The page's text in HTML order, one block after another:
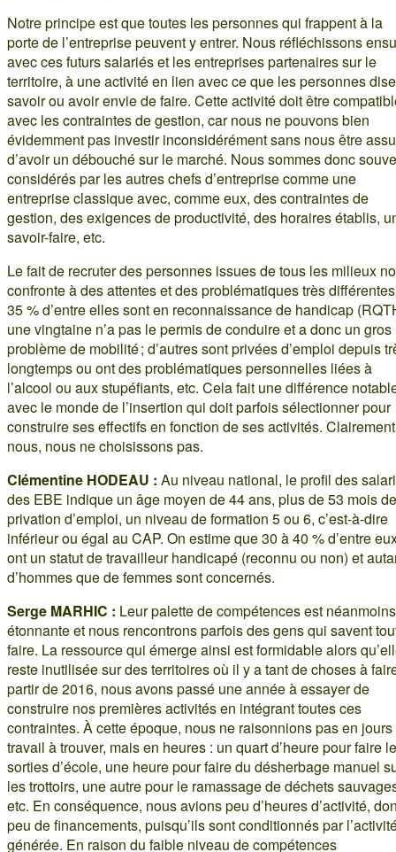
Notre principe est que toutes les personnes qui frappent à la
porte de l’entreprise peuvent y entrer. Nous réfléchissons
avec ces futurs salariés et les entreprises partenaires sur le
territoire, à une activité en lien avec ce que les personnes
savoir ou avoir envie de faire. Cette activité doit être
avec les contraintes de gestion, car nous ne pouvons bien
évidemment pas investir inconsidérément sans nous être
d’avoir un débouché sur le marché. Nous sommes donc
considérés par les autres chefs d’entreprise comme une
entreprise classique avec, comme eux, des contraintes de
gestion, des exigences de productivité, des horaires établis,
savoir-faire, etc.
Le fait de recruter des personnes issues de tous les milieux
confronte à des attentes et des problématiques très
35 % d’entre elles sont en reconnaissance de handicap
une vingtaine n’a pas le permis de conduire et a donc un gros
problème de mobilité ; d’autres sont privées d’emploi depuis
longtemps ou ont des problématiques personnelles liées à
l’alcool ou aux stupéfiants, etc. Cela fait une différence
avec le monde de l’insertion qui doit parfois sélectionner pour
construire ses effectifs en fonction de ses activités.
nous, nous ne choisissons pas.
Clémentine HODEAU : Au niveau national, le profil des
des EBE indique un âge moyen de 44 ans, plus de 53 mois de
privation d’emploi, un niveau de formation 5 ou 6, c’est-à-dire
inférieur ou égal au CAP. On estime que 30 à 40 % d’entre
ont un statut de travailleur handicapé (reconnu ou non) et
d’hommes que de femmes sont concernés.
Serge MARHIC : Leur palette de compétences est néanmoins
étonnante et nous rencontrons parfois des gens qui savent
faire. La ressource qui émerge ainsi est formidable alors
reste inutilisée sur des territoires où il y a tant de choses à
partir de 2016, nous avons passé une année à essayer de
construire nos premières activités en intégrant toutes ces
contraintes. À cette époque, nous ne raisonnions pas en
travail à trouver, mais en heures : un quart d’heure pour faire
sorties d’école, une heure pour faire du désherbage manuel
les trottoirs, une autre pour le ramassage de déchets
etc. En conséquence, nous avions peu d’heures d’activité,
peu de financements, puisqu’ils sont conditionnés par
générée. En raison du faible niveau de compétences